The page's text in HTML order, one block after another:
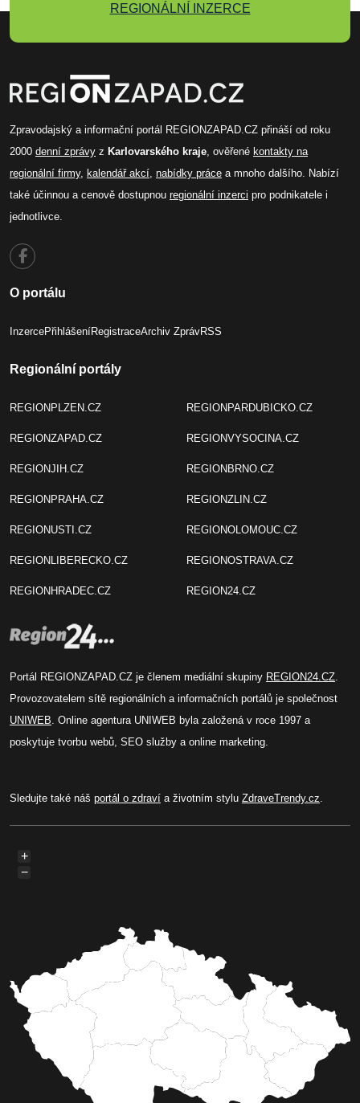
REGIONÁLNÍ INZERCE
Zpravodajský a informační portál REGIONZAPAD.CZ přináší od roku
2000 denní zprávy z Karlovarského kraje , ověřené kontakty na
regionální firmy, kalendář akcí nabídky práce a mnoho dalšího. Nabízí
také účinnou a cenově dostupnou regionální inzerci pro podnikatele i
jednotlivce.
O portálu
InzercePřihlášeníRegistraceArchiv ZprávRSS
Regionální portály
REGIONPLZEN.CZ
REGIONZAPAD.CZ
REGIONJIH.CZ
REGIONPRAHA.CZ
REGIONUSTI.CZ
REGIONLIBERECKO.CZ
REGIONHRADEC.CZ
REGIONPARDUBICKO.CZ
REGIONVYSOCINA.CZ
REGIONBRNO.CZ
REGIONZLIN.CZ
REGIONOLOMOUC.CZ
REGIONOSTRAVA.CZ
REGION24.CZ
Portál REGIONZAPAD.CZ je členem mediální skupiny REGION24.CZ
Provozovatelem sítě regionálních a informačních portálů je společnost
UNIWEB . Online agentura UNIWEB byla založená v roce 1997 a
poskytuje tvorbu webů, SEO služby a online marketing.
Sledujte také náš portál o zdraví a životním stylu ZdraveTrendy.cz
+
−